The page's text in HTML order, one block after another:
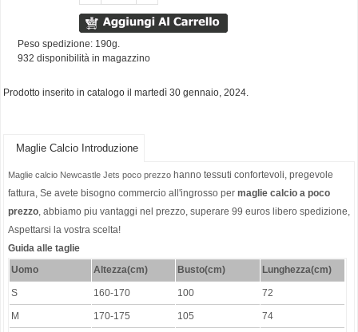
Peso spedizione: 190g.
932 disponibilità in magazzino
Prodotto inserito in catalogo il martedì 30 gennaio, 2024.
Maglie Calcio Introduzione
Maglie calcio Newcastle Jets poco prezzo hanno tessuti confortevoli, pregevole
fattura, Se avete bisogno commercio all'ingrosso per maglie calcio a poco
prezzo , abbiamo piu vantaggi nel prezzo, superare 99 euros libero spedizione,
Aspettarsi la vostra scelta!
Guida alle taglie
Uomo
Altezza(cm) Busto(cm) Lunghezza(cm)
S 160-170 100 72
M 170-175 105 74